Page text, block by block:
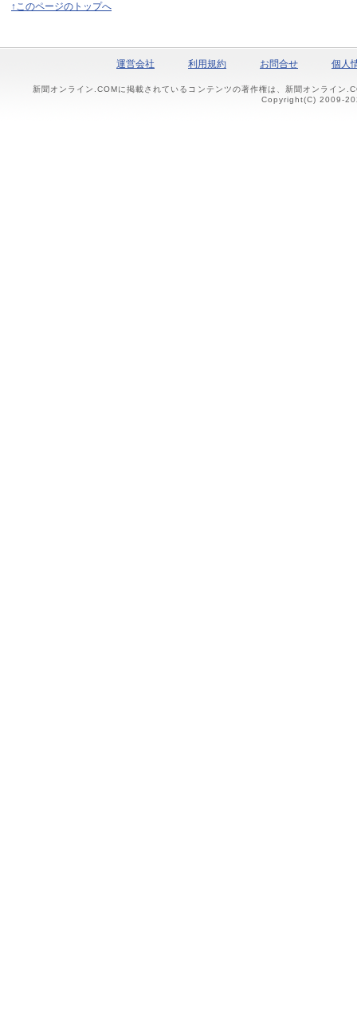
↑このページのトップへ
運営会社 利用規約 お問合せ 個人
新聞オンライン.COMに掲載されているコンテンツの著作権は、新聞オンライン
Copyright(C) 2009-